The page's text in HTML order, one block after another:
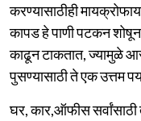
करण्यासाठीही
कापड हे पाणी पटकन
काढून टाकतात, ज्यामुळे
पुसण्यासाठी ते एक उत्तम
घर, कार,ऑफीस सर्वांसाठी